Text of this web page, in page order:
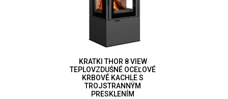
KRATKI THOR 8 VIEW
TEPLOVZDUŠNÉ OCEĽOVÉ
KRBOVÉ KACHLE S
TROJSTRANNÝM
PRESKLENÍM